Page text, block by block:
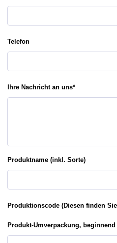
Telefon
Ihre Nachricht an uns*
Produktname (inkl. Sorte)
Produktionscode (Diesen finden
Produkt-Umverpackung,